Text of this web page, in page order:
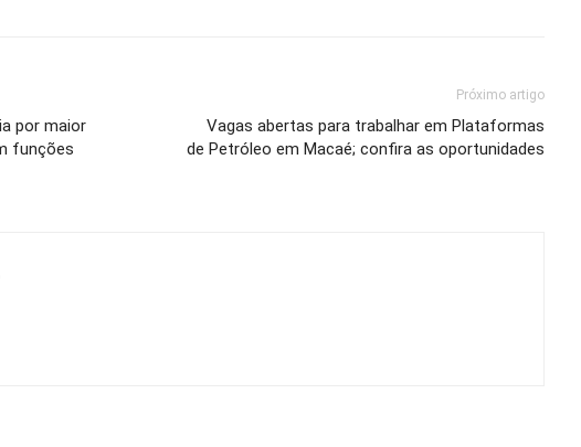
por maior
funções
Próximo artigo
Vagas abertas para trabalhar em Plataformas
de Petróleo em Macaé; confira as oportunidades